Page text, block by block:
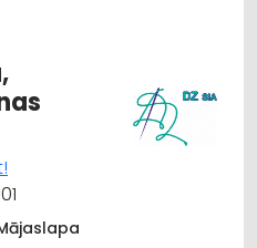
un pakalpojumi